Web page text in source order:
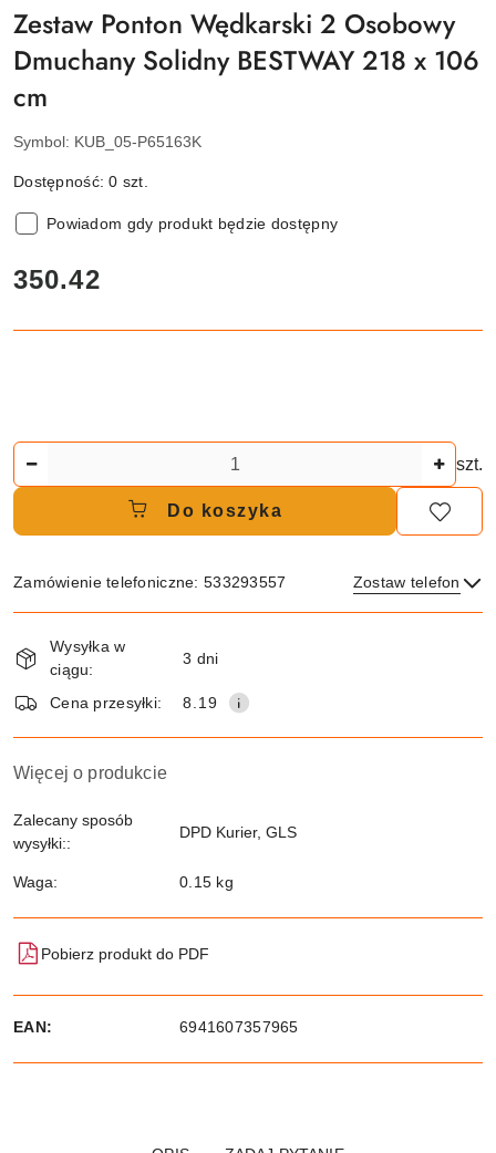
Zestaw Ponton Wędkarski 2 Osobowy
Dmuchany Solidny BESTWAY 218 x 106
cm
Symbol: KUB_05-P65163K
Dostępność:0 szt.
Powiadom gdy produkt będzie dostępny
cena:
350.42
szt.
Do koszyka
Zamówienie telefoniczne: 533293557 Zostaw telefon
i
dostawa
Wysyłka w
ciągu:
3 dni
Cena przesyłki: 8.19
Więcej o produkcie
Zalecany sposób
wysyłki::
DPD Kurier, GLS
Waga: 0.15 kg
Pobierz produkt do PDF
EAN: 6941607357965